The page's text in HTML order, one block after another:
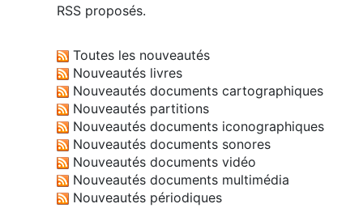
RSS proposés.
Toutes les nouveautés
Nouveautés livres
Nouveautés documents cartographiques
Nouveautés partitions
Nouveautés documents iconographiques
Nouveautés documents sonores
Nouveautés documents vidéo
Nouveautés documents multimédia
Nouveautés périodiques